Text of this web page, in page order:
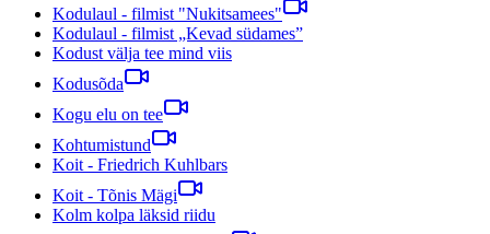
Kodulaul - filmist "Nukitsamees"
Kodulaul - filmist „Kevad südames”
Kodust välja tee mind viis
Kodusõda
Kogu elu on tee
Kohtumistund
Koit - Friedrich Kuhlbars
Koit - Tõnis Mägi
Kolm kolpa läksid riidu